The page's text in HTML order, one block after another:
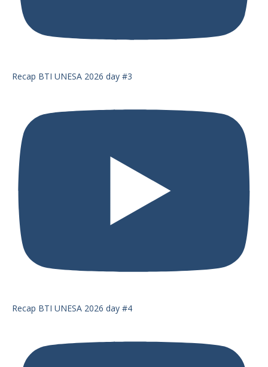
Recap BTI UNESA 2026 day #3
Recap BTI UNESA 2026 day #4